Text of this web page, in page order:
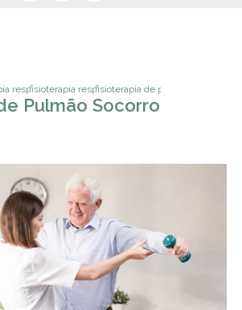
respiratoria
fisioterapia respiratoria domiciliar
fisioterapia de pulmao socorro
Pulmão Socorro